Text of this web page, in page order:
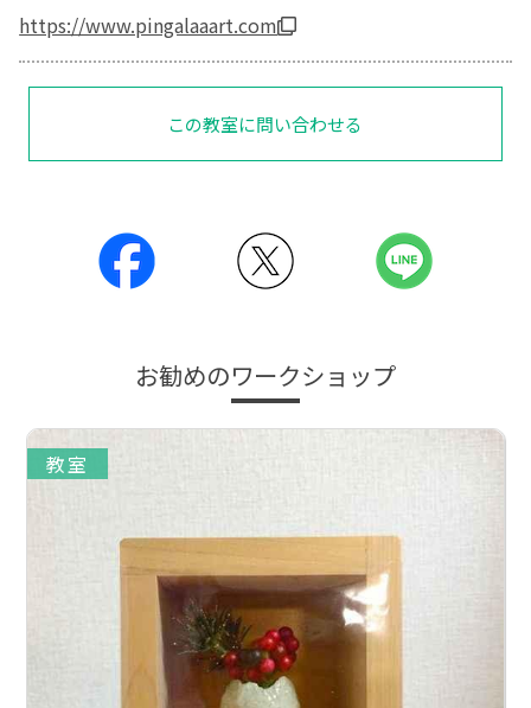
https://www.pingalaaart.com
この教室に問い合わせる
お勧めのワークショップ
教室